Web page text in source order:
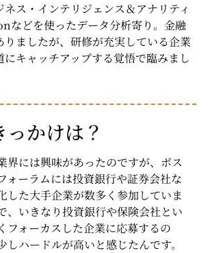
ス・インテリジェンス＆アナリティ
などを使ったデータ分析寄り。金融
ましたが、研修が充実している企業
キャッチアップする覚悟で臨みまし
かけは？
界には興味があったのですが、ボス
ォーラムには投資銀行や証券会社な
した大手企業が数多く参加していま
、いきなり投資銀行や保険会社とい
フォーカスした企業に応募するの
しハードルが高いと感じたんです。